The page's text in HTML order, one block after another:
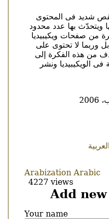
نقص شديد فى المحتوى
ويتحدّث بها عدد محدود
من صفحات ويكيبيديا
وربما لا تحتوى على
من هذه الفكرة إلى
الويكيبيديا ونشر
Arabization Arabic
4227 views
Add
Your name